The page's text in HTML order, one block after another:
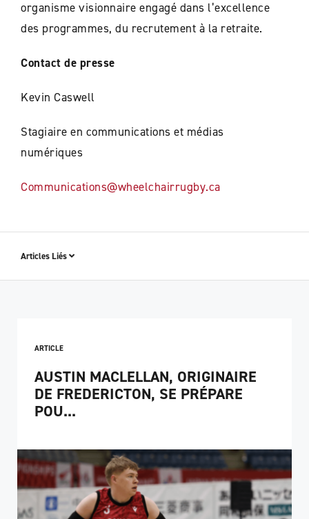
organisme visionnaire engagé dans l’excellence
des programmes, du recrutement à la retraite.
Contact de presse
Kevin Caswell
Stagiaire en communications et médias
numériques
Communications@wheelchairrugby.ca
Articles Liés
ARTICLE
AUSTIN MACLELLAN, ORIGINAIRE
DE FREDERICTON, SE PRÉPARE
POU...